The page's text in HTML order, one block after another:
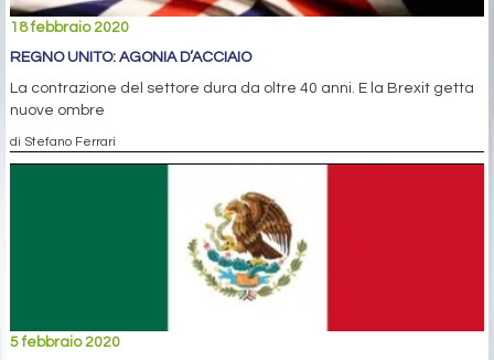
18 febbraio 2020
REGNO UNITO: AGONIA D’ACCIAIO
La contrazione del settore dura da oltre 40 anni. E la Brexit getta
nuove ombre
di Stefano Ferrari
5 febbraio 2020